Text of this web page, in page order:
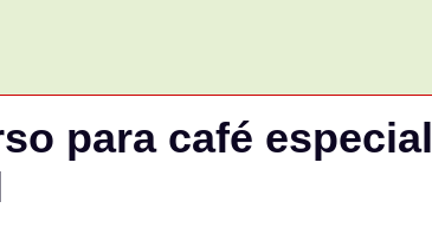
para café especial